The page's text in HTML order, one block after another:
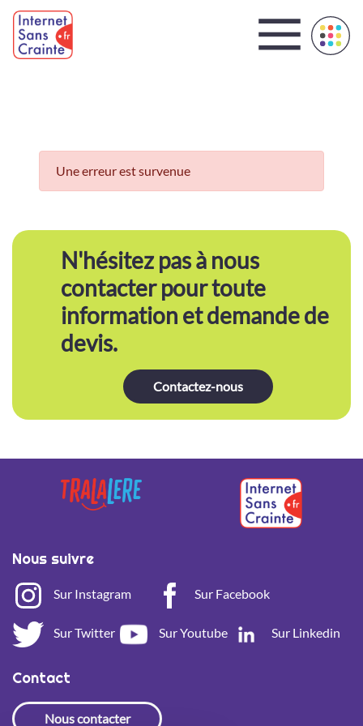
Panneau de gestion des cookies
Une erreur est survenue
N'hésitez pas à nous
contacter pour toute
information et demande de
devis.
Contactez-nous
Contact
Nous contacter
Nous suivre
Sur Instagram Sur Facebook
Sur Twitter Sur Youtube Sur Linkedin